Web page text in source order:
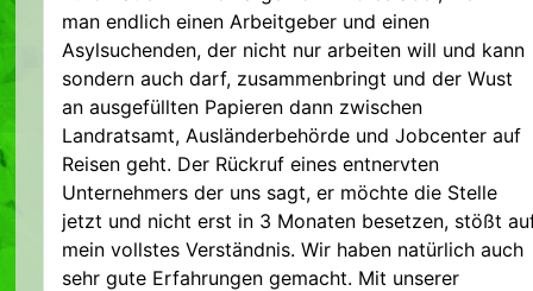
man endlich einen Arbeitgeber und einen
Asylsuchenden, der nicht nur arbeiten will und kann
sondern auch darf, zusammenbringt und der Wust
an ausgefüllten Papieren dann zwischen
Landratsamt, Ausländerbehörde und Jobcenter auf
Reisen geht. Der Rückruf eines entnervten
Unternehmers der uns sagt, er möchte die Stelle
jetzt und nicht erst in 3 Monaten besetzen, stößt
mein vollstes Verständnis. Wir haben natürlich auch
sehr gute Erfahrungen gemacht. Mit unserer